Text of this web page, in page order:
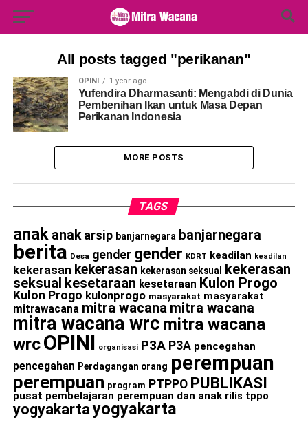
for:
All posts tagged "perikanan"
OPINI 1 year ago
Yufendira Dharmasanti: Mengabdi di Dunia
Pembenihan Ikan untuk Masa Depan
Perikanan Indonesia
MORE POSTS
TAGS
anak anak arsip banjarnegara banjarnegara
berita Desa gender gender KDRT keadilan keadilan
kekerasan kekerasan kekerasan seksual
kekerasan
seksual kesetaraan kesetaraan Kulon Progo
Kulon Progo kulonprogo masyarakat masyarakat
mitrawacana mitra wacana mitra wacana
mitra wacana wrc mitra wacana
wrcOPINI organisasi P3A P3A pencegahan
pencegahan Perdagangan orang perempuan
perempuan program PTPPO PUBLIKASI
pusat pembelajaran perempuan dan anak rilis tppo
yogyakartayogyakarta